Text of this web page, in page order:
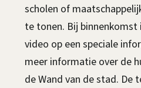
scholen of
te tonen. Bij
video op een speciale
meer informatie over de
de Wand van de stad. De